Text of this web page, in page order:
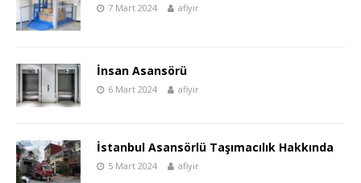
7 Mart 2024 afiyir
İnsan Asansörü
6 Mart 2024 afiyir
İstanbul Asansörlü Taşımacılık Hakkında
5 Mart 2024 afiyir